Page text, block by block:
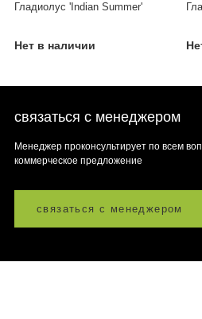
Гладиолус 'Indian Summer'
Нет в наличии
связаться с менеджером
Менеджер проконсультирует по всем
коммерческое предложение
связаться с менеджером